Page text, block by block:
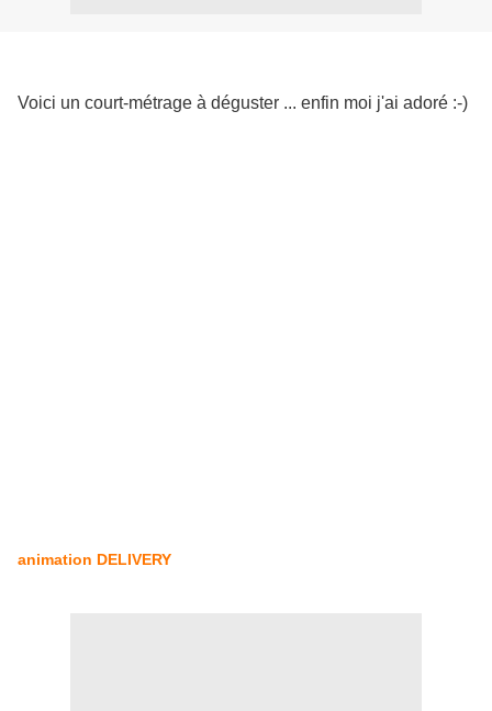
Voici un court-métrage à déguster ... enfin moi j'ai adoré :-)
animation DELIVERY